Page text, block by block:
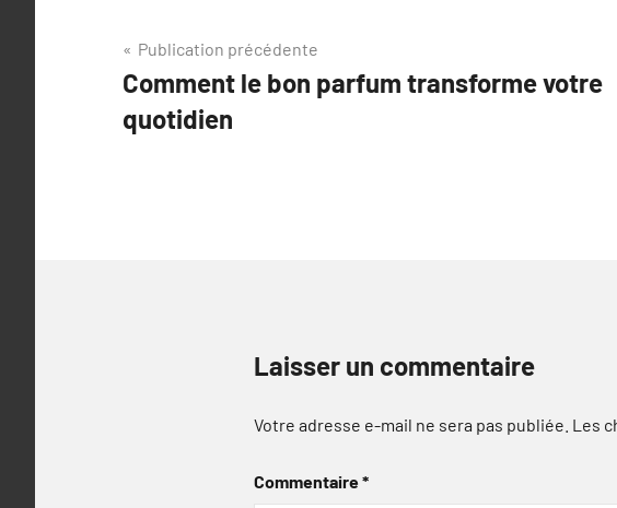
Navigation
de
l’article
Publication précédente
Comment le bon parfum transforme votre
quotidien
Laisser un commentaire
Votre adresse e-mail ne sera pas publiée. Les
Commentaire*